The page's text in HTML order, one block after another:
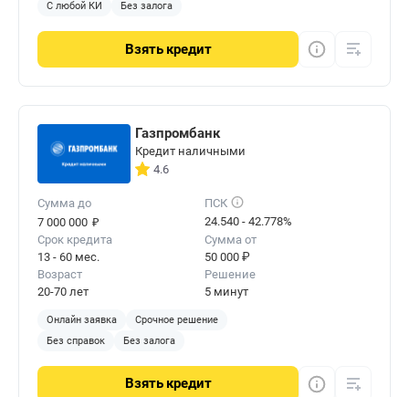
С любой КИ
Без залога
Взять кредит
Газпромбанк
Кредит наличными
4.6
Сумма до
7 000 000 ₽
ПСК
24.540 - 42.778%
Срок кредита
13 - 60 мес.
Сумма от
50 000 ₽
Возраст
20-70 лет
Решение
5 минут
Онлайн заявка
Срочное решение
Без справок
Без залога
Взять кредит